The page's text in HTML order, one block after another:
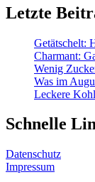
Letzte
Getätschelt:
Charmant:
Wenig
Was im
Leckere
Schnelle
Datenschutz
Impressum